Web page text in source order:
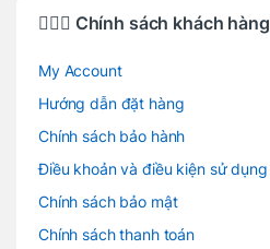
🙋🏻‍♂️ Chính sách khách hàng
My Account
Hướng dẫn đặt hàng
Chính sách bảo hành
Điều khoản và điều kiện sử dụng
Chính sách bảo mật
Chính sách thanh toán